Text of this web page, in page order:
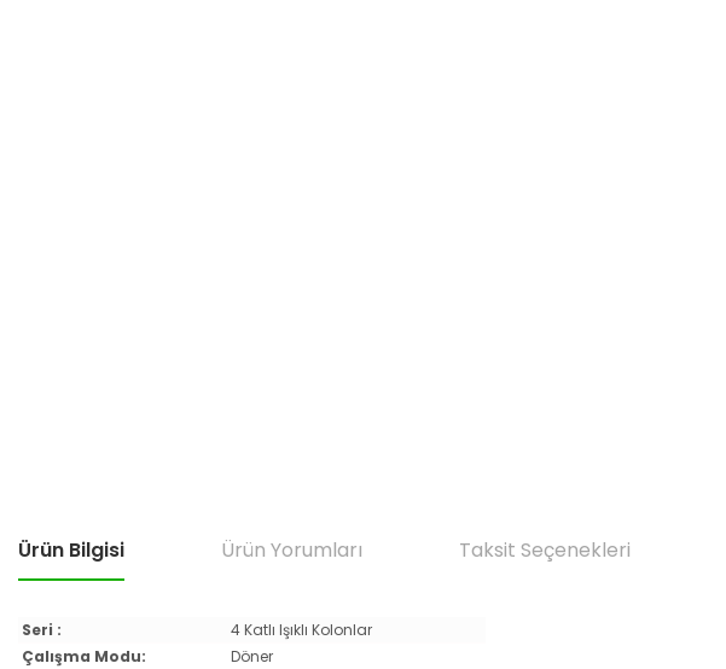
Ürün Bilgisi Ürün Yorumları Taksit Seçenekleri
Seri :
4 Katlı Işıklı Kolonlar
Çalışma Modu:
Döner